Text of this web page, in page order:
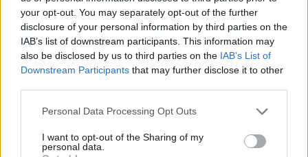
your opt-out. You may separately opt-out of the further
disclosure of your personal information by third parties on the
IAB’s list of downstream participants. This information may
also be disclosed by us to third parties on the IAB’s List of
Downstream Participants that may further disclose it to other
Please note that this website/app uses one or more Google
not limited to your visit or usage behaviour. You may click to
grant or deny consent to Google and its third-party tags to
Personal Data Processing Opt Outs
I want to opt-out of the Sharing of my
personal data.